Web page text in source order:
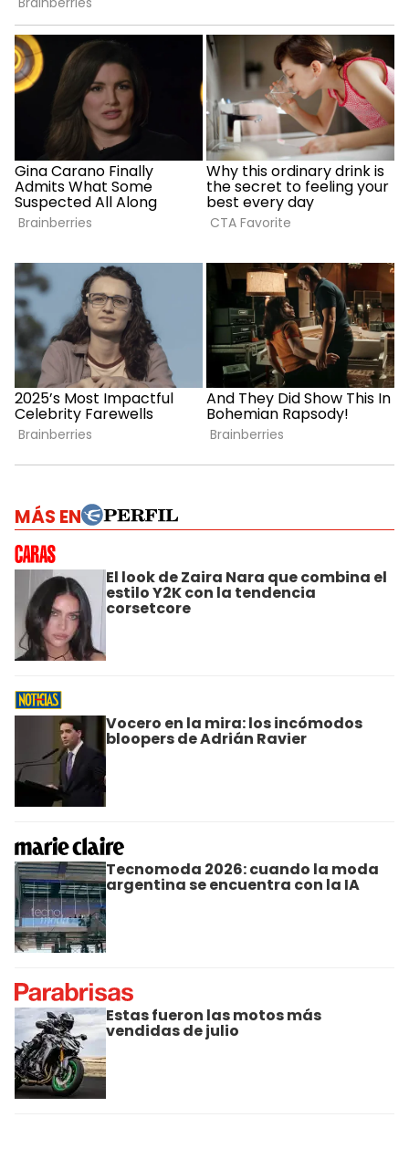
MÁS EN
El look de Zaira Nara que combina el
estilo Y2K con la tendencia
corsetcore
Vocero en la mira: los incómodos
bloopers de Adrián Ravier
Tecnomoda 2026: cuando la moda
argentina se encuentra con la IA
Estas fueron las motos más
vendidas de julio